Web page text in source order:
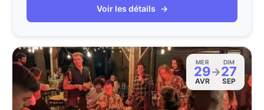
Voir les détails →
MER
29
AVR
→
DIM
27
SEP